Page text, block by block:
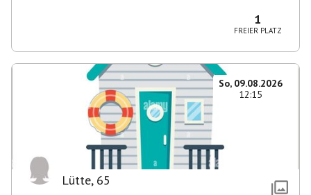
1
FREIER PLATZ
So, 09.08.2026
12:15
Lütte, 65